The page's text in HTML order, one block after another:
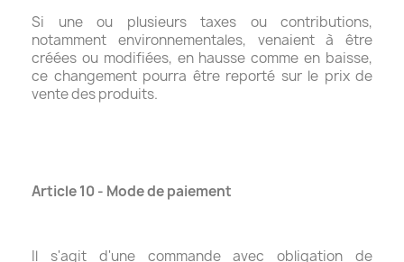
Si une ou plusieurs taxes ou contributions,
notamment environnementales, venaient à être
créées ou modifiées, en hausse comme en baisse,
ce changement pourra être reporté sur le prix de
vente des produits.
Article 10 - Mode de paiement
Il s'agit d'une commande avec obligation de